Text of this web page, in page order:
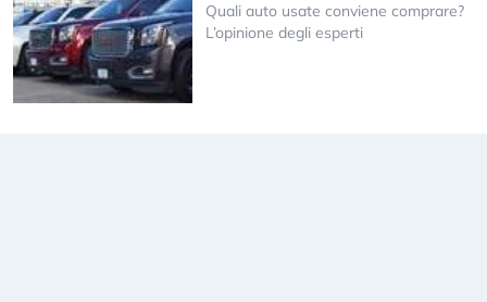
Quali auto usate conviene comprare?
L’opinione degli esperti